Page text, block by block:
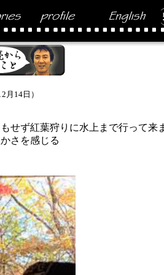
月14日）
せず紅葉狩りに水上まで行って来
さを感じる